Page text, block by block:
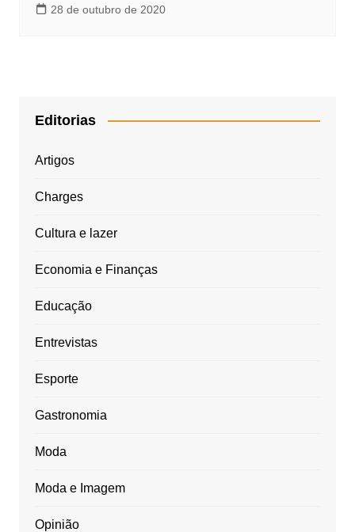
28 de outubro de 2020
Editorias
Artigos
Charges
Cultura e lazer
Economia e Finanças
Educação
Entrevistas
Esporte
Gastronomia
Moda
Moda e Imagem
Opinião